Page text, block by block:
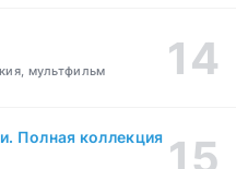
мультфильм
Полная коллекция